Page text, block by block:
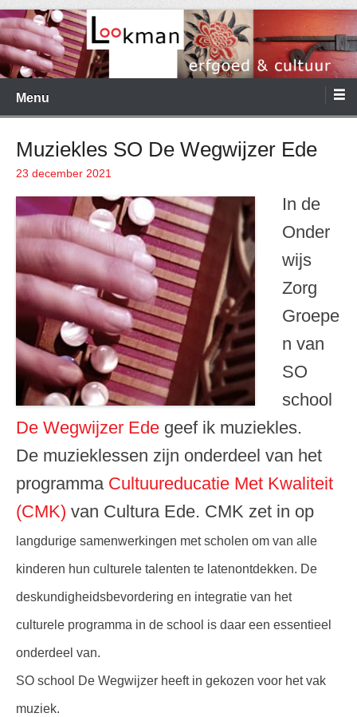
Ga
naar
de
inhoud
Menu
Muziekles SO De Wegwijzer Ede
Geplaatst op
23 december 2021
In de
Onder
wijs
Zorg
Groepe
n van
SO
school
De Wegwijzer Ede geef ik muziekles.
De muzieklessen zijn onderdeel van het
programmaCultuureducatie Met Kwaliteit
(CMK) van Cultura Ede. CMK zet in op
langdurige samenwerkingen met scholen om van alle
kinderen hun culturele talenten te latenontdekken. De
deskundigheidsbevordering en integratie van het
culturele programma in de school is daar een essentieel
onderdeel van.
SO school De Wegwijzer heeft in gekozen voor het vak
muziek.